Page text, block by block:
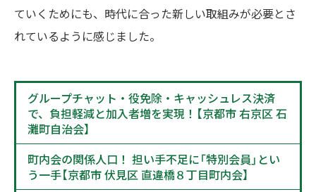
ていくためにも、時代に合った新しい取組みが必要とさ
れているように感じました。
グループチャット・役免除・キャッシュレス決済
で、負担軽減と加入者増を実現！【京都市 右京区 石
灘町自治会】
町内会の関係人口！ 担い手不足に「特別会員」とい
う一手【京都市 伏見区 直違橋８丁目町内会】